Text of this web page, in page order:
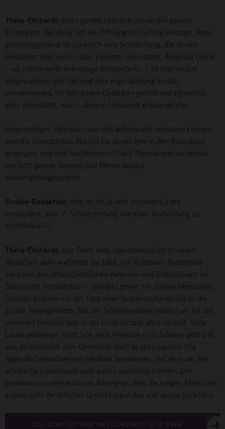
Thöle-Ehlhardt: Dazu gehört natürlich immer ein ganzes
Schulteam, das diese Art der Öffnung von Schule mitträgt. Aber
ausschlaggebend ist sicherlich eine Schulleitung, die diesen
Gedanken lebt, und in allen Facetten unterstützt. Angelika Grobe
– als mittlerweile ehemalige Schulleiterin – ist hier im Ort
aufgewachsen und hat eine sehr enge Bindung an das
Gemeinwesen. Sie hat diesen Gedanken gelebt und eigentlich
alles unterstützt, was in diesem Netzwerk entstanden ist.
Gegenseitiges Vertrauen und sich aufeinander verlassen können
sind die Grundpfeiler. Nun ist sie dieses Jahr in den Ruhestand
gegangen, und ihre Nachfolgerin Diana Thomas und wir lernen
uns jetzt gerade kennen und führen aktuell
Kooperationsgespräche.
Online-Redaktion: Wie ist die ja sehr besondere Idee
entstanden, eine
Schülerzeitung mit einer Dorfzeitung zu
kombinieren?
Thöle-Ehlhardt: Das Team vom Jugendwagon ist in vielen
Bereichen aktiv und hatte die Idee, ein sichtbares Bindeglied
zwischen den unterschiedlichen Akteuren und Institutionen im
Sozialraum herzustellen – und dies gerne mit jungen Menschen.
Deshalb sind wir mit der Idee einer Schülerzeitungs-AG an die
Schule herangetreten. Mit der Schülerzeitung wollten wir im Ort
präsenter machen, was in der Lindenschule alles so läuft. Viele
Leute wissen gar nicht, wie viele Projekte es in Schulen gibt und
was da zusätzlich zum Unterricht noch so alles passiert. Die
Jugendlichen sollten ein Medium bekommen, mit dem sie ihre
schulische Lebenswelt nach außen darstellen können. Der
Gedanke war aber auch von Anfang an, dass die jungen Menschen
andererseits ihr örtliches Umfeld erkunden und daraus berichten.